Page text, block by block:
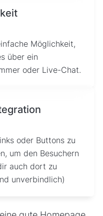
Möglichkeit,
über ein
oder Live-Chat.
oder Buttons zu
um den Besuchern
auch dort zu
unverbindlich)